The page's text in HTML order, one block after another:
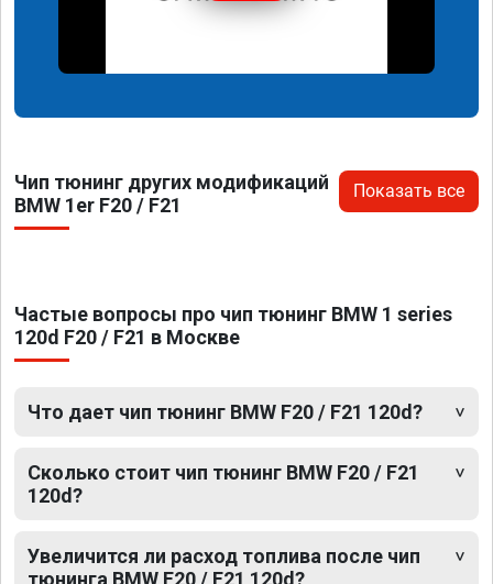
Чип тюнинг других модификаций
BMW 1er F20 / F21
Показать все
Частые вопросы про чип тюнинг BMW 1 series
120d F20 / F21 в Москве
Что дает чип тюнинг BMW F20 / F21 120d?
Сколько стоит чип тюнинг BMW F20 / F21
120d?
Увеличится ли расход топлива после чип
тюнинга BMW F20 / F21 120d?